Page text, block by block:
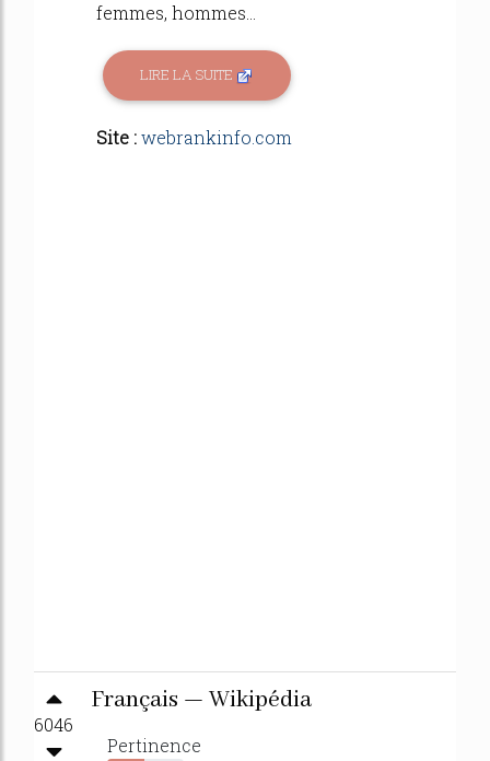
femmes, hommes...
LIRE LA SUITE
Site :webrankinfo.com
6046
Français — Wikipédia
Pertinence